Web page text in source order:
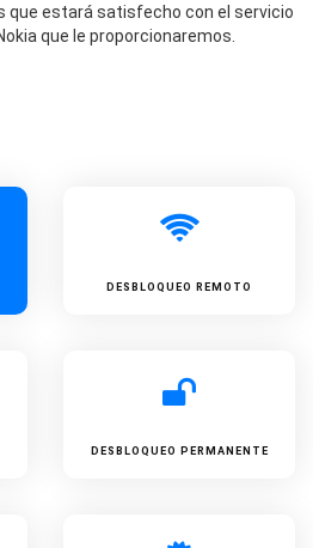
que estará satisfecho con el servicio
que le proporcionaremos.
DESBLOQUEO REMOTO
DESBLOQUEO PERMANENTE